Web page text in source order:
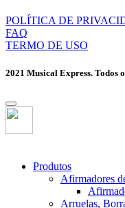
POLÍTICA DE
FAQ
TERMO DE USO
2021 Musical Express. Todos
Produtos
Afirmadores
Arruelas,